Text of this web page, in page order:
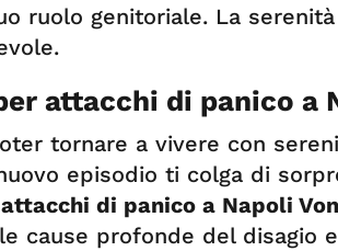
ruolo genitoriale. La
attacchi di panico a
tornare a vivere con
episodio ti colga di
di panico a Napoli
cause profonde del disagio